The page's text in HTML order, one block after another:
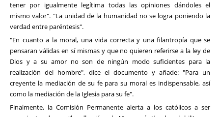
tener por igualmente legítima todas las opiniones dándoles el
mismo valor". "La unidad de la humanidad no se logra poniendo la
verdad entre paréntesis".
"En cuanto a la moral, una vida correcta y una filantropía que se
pensaran válidas en sí mismas y que no quieren referirse a la ley de
Dios y a su amor no son de ningún modo suficientes para la
realización del hombre", dice el documento y añade: "Para un
creyente la mediación de su fe para su moral es indispensable, así
como la mediación de la Iglesia para su fe".
Finalmente, la Comisión Permanente alerta a los católicos a ser